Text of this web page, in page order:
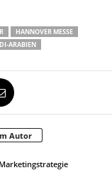
HANNOVER MESSE
ARABIEN
Autor